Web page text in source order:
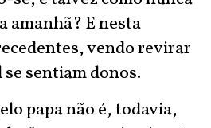
amanhã? E nesta
vendo revirar
se sentiam donos.
papa não é, todavia,